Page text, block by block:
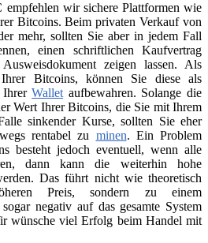
wir sichere Plattformen wie
Bitcoins. Beim privaten Verkauf von
mehr, sollten Sie aber in jedem Fall
einen schriftlichen Kaufvertrag
zeigen lassen. Als
Bitcoins, können Sie diese als
IhrerWallet aufbewahren. Solange die
Wert Ihrer Bitcoins, die Sie mit Ihrem
sinkender Kurse, sollten Sie eher
rentabel zu minen. Ein Problem
besteht jedoch eventuell, wenn alle
dann kann die weiterhin hohe
Das führt nicht wie theoretisch
Preis, sondern zu einem
negativ auf das gesamte System
wünsche viel Erfolg beim Handel mit